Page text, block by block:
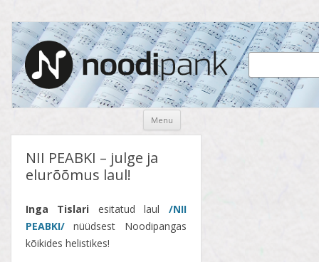
Noodipank
noodipank.ee
Menu Skip
content
NII PEABKI – julge ja
elurõõmus laul!
Inga Tislari esitatud laul /NII
PEABKI/ nüüdsest Noodipangas
kõikides helistikes!